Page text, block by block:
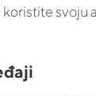
svoju